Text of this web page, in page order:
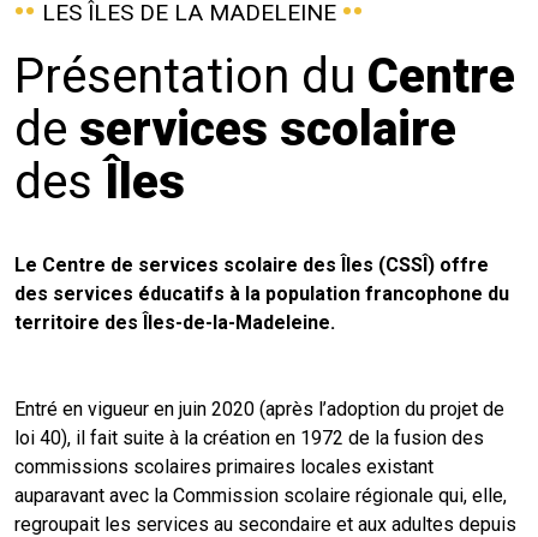
LES ÎLES DE LA MADELEINE
Présentation du Centre
de services scolaire
des Îles
Le Centre de services scolaire des Îles (CSSÎ) offre
des services éducatifs à la population francophone du
territoire des Îles-de-la-Madeleine.
Entré en vigueur en juin 2020 (après l’adoption du projet de
loi 40), il fait suite à la création en 1972 de la fusion des
commissions scolaires primaires locales existant
auparavant avec la Commission scolaire régionale qui, elle,
regroupait les services au secondaire et aux adultes depuis